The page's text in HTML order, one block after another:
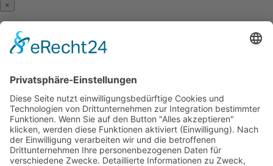
×
Terminabsage
Stunden vor dem Termin.
Anrede *
Vorname *